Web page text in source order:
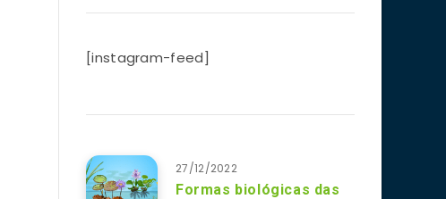
[instagram-feed]
27/12/2022
Formas biológicas das